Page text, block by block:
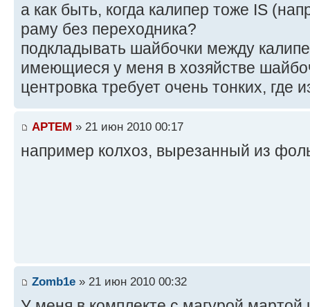
а как быть, когда калипер тоже IS
раму без переходника?
подкладывать шайбочки между
имеющиеся у меня в хозяйстве
центровка требует очень тонких, где
APTEM » 21 июн 2010 00:17
например колхоз, вырезанный из
Zomb1e » 21 июн 2010 00:32